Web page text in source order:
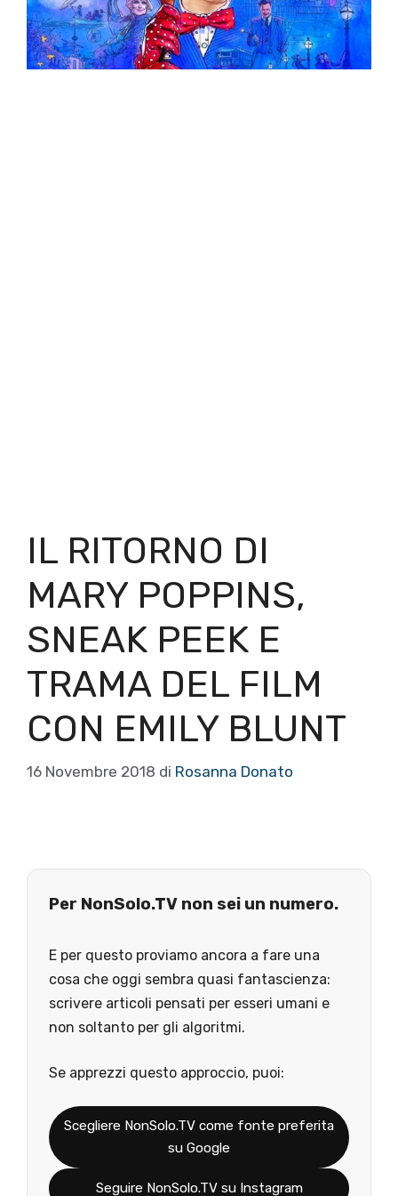
IL RITORNO DI
MARY POPPINS,
SNEAK PEEK E
TRAMA DEL FILM
CON EMILY BLUNT
16 Novembre 2018 di Rosanna Donato
Per NonSolo.TV non sei un numero.
E per questo proviamo ancora a fare una
cosa che oggi sembra quasi fantascienza:
scrivere articoli pensati per esseri umani e
non soltanto per gli algoritmi.
Se apprezzi questo approccio, puoi:
Scegliere NonSolo.TV come fonte preferita
su Google
Seguire NonSolo.TV su Instagram